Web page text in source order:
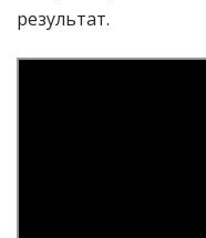
результат.